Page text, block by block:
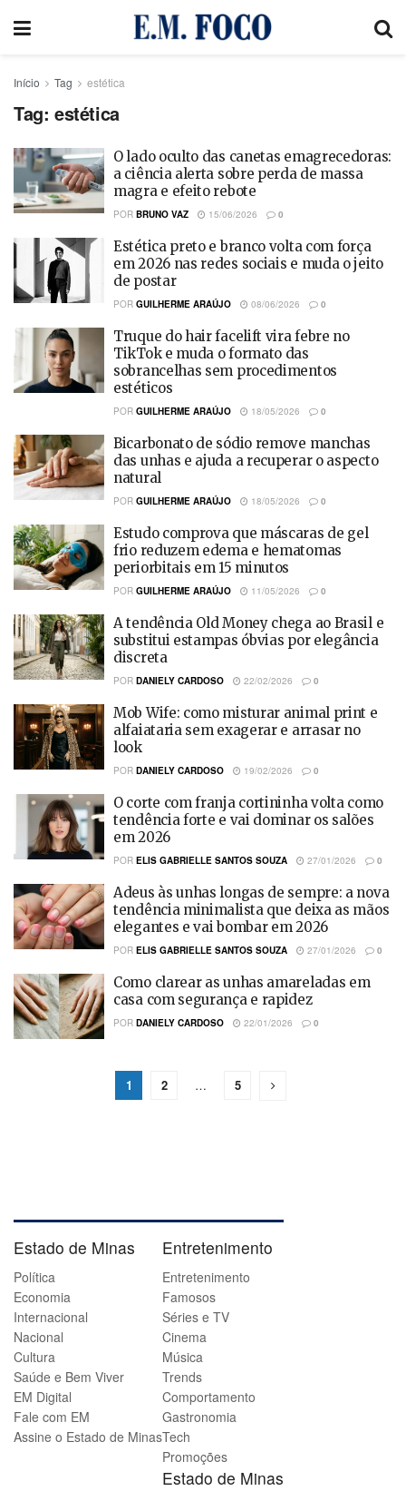
Início Tag estética
Tag: estética
O lado oculto das canetas emagrecedoras:
a ciência alerta sobre perda de massa
magra e efeito rebote
POR BRUNO VAZ 15/06/2026 0
Estética preto e branco volta com força
em 2026 nas redes sociais e muda o jeito
de postar
POR GUILHERME ARAÚJO 08/06/2026 0
Truque do hair facelift vira febre no
TikTok e muda o formato das
sobrancelhas sem procedimentos
estéticos
POR GUILHERME ARAÚJO 18/05/2026 0
Bicarbonato de sódio remove manchas
das unhas e ajuda a recuperar o aspecto
natural
POR GUILHERME ARAÚJO 18/05/2026 0
Estudo comprova que máscaras de gel
frio reduzem edema e hematomas
periorbitais em 15 minutos
POR GUILHERME ARAÚJO 11/05/2026 0
A tendência Old Money chega ao Brasil e
substitui estampas óbvias por elegância
discreta
POR DANIELY CARDOSO 22/02/2026 0
Mob Wife: como misturar animal print e
alfaiataria sem exagerar e arrasar no
look
POR DANIELY CARDOSO 19/02/2026 0
O corte com franja cortininha volta como
tendência forte e vai dominar os salões
em 2026
POR ELIS GABRIELLE SANTOS SOUZA 27/01/2026 0
Adeus às unhas longas de sempre: a nova
tendência minimalista que deixa as mãos
elegantes e vai bombar em 2026
POR ELIS GABRIELLE SANTOS SOUZA 27/01/2026 0
Como clarear as unhas amareladas em
casa com segurança e rapidez
POR DANIELY CARDOSO 22/01/2026 0
1 2 … 5
Estado de Minas
Política
Economia
Internacional
Nacional
Cultura
Saúde e Bem Viver
EM Digital
Fale com EM
Assine o Estado de Minas
Entretenimento
Entretenimento
Famosos
Séries e TV
Cinema
Música
Trends
Comportamento
Gastronomia
Tech
Promoções
Estado de Minas